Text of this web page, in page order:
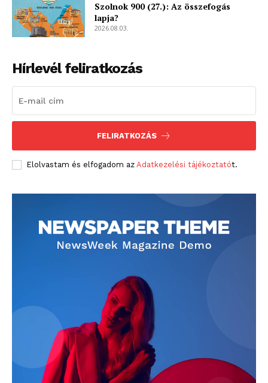
Szolnok 900 (27.): Az összefogás
lapja?
2026.08.03.
Hírlevél feliratkozás
FELIRATKOZÁS
Elolvastam és elfogadom az Adatkezelési tájékoztatót.